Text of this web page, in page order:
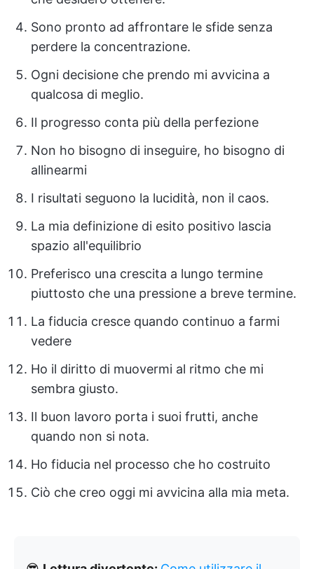
Sono pronto ad affrontare le sfide senza
perdere la concentrazione.
Ogni decisione che prendo mi avvicina a
qualcosa di meglio.
Il progresso conta più della perfezione
Non ho bisogno di inseguire, ho bisogno di
allinearmi
I risultati seguono la lucidità, non il caos.
La mia definizione di esito positivo lascia
spazio all'equilibrio
Preferisco una crescita a lungo termine
piuttosto che una pressione a breve termine.
La fiducia cresce quando continuo a farmi
vedere
Ho il diritto di muovermi al ritmo che mi
sembra giusto.
Il buon lavoro porta i suoi frutti, anche
quando non si nota.
Ho fiducia nel processo che ho costruito
Ciò che creo oggi mi avvicina alla mia meta.